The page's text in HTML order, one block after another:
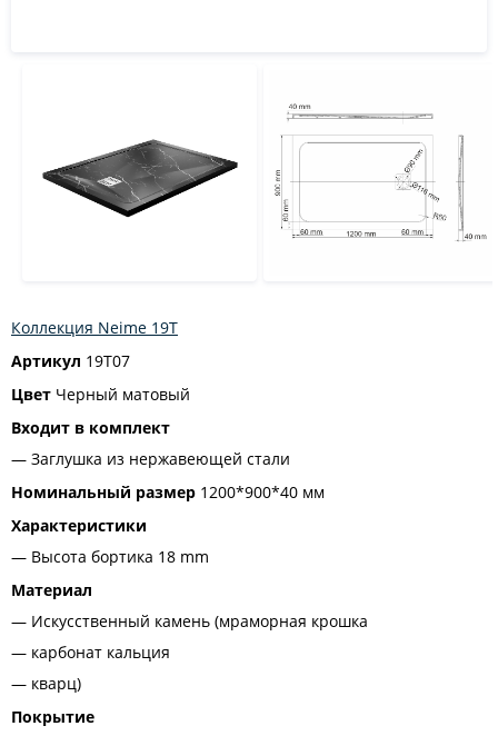
Коллекция Neime 19T
Артикул 19T07
Цвет Черный матовый
Входит в комплект
Заглушка из нержавеющей стали
Номинальный размер 1200*900*40 мм
Характеристики
Высота бортика 18 mm
Материал
Искусственный камень (мраморная крошка
карбонат кальция
кварц)
Покрытие